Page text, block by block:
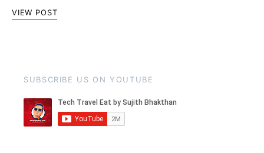
VIEW POST
SUBSCRIBE US ON YOUTUBE